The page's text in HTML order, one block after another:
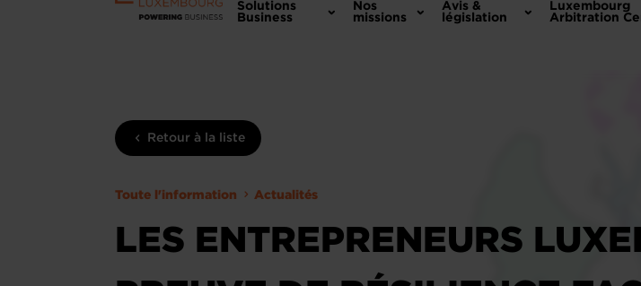
Solutions
Business
Nos
missions
Avis &
législation
Luxembourg
Arbitration
Retour à la liste
Toute l'information Actualités
LES ENTREPRENEURS